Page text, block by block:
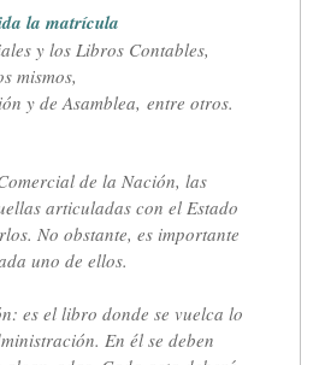
la matrícula
y los Libros Contables,
mismos,
y de Asamblea, entre otros.
de la Nación, las
articuladas con el Estado
No obstante, es importante
uno de ellos.
es el libro donde se vuelca lo
En él se deben